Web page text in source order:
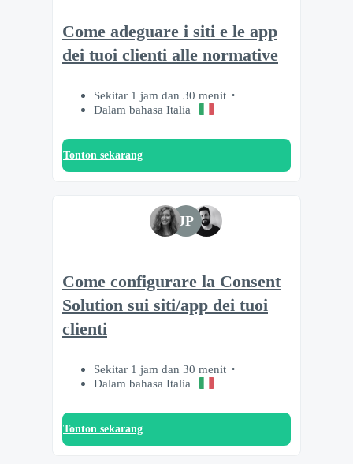
Come adeguare i siti e le app
dei tuoi clienti alle normative
Sekitar 1 jam dan 30 menit
Dalam bahasa Italia
Tonton sekarang
JP
Come configurare la Consent
Solution sui siti/app dei tuoi
clienti
Sekitar 1 jam dan 30 menit
Dalam bahasa Italia
Tonton sekarang